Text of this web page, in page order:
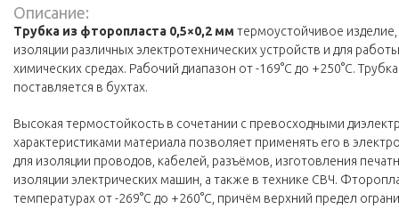
Описание:
Трубка из фторопласта 0,5×0,2 мм термоустойчивое
изоляции различных электротехнических устройств и для
химических средах. Рабочий диапазон от -169°С до +250°С.
поставляется в бухтах.
Высокая термостойкость в сочетании с превосходными
характеристиками материала позволяет применять его в
для изоляции проводов, кабелей, разъёмов, изготовления
изоляции электрических машин, а также в технике СВЧ.
температурах от -269°С до +260°С, причём верхний предел